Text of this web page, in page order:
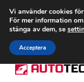
Ring
Hoppa
till
Hoppa
till
Vi använder cookies
För mer information
stänga av dem, se
Acceptera